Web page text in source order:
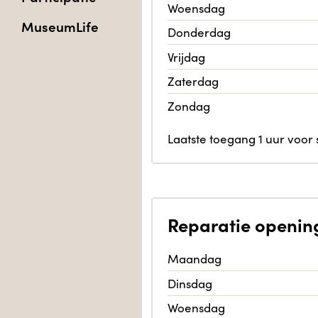
MuseumLife
Woensdag
Donderdag
Vrijdag
Zaterdag
Zondag
Laatste toegang 1 uur voor
Reparatie
Maandag
Dinsdag
Woensdag